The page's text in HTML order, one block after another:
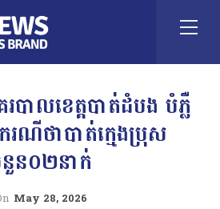
របាលខេត្តបាត់ដំបង បំភ្លឺ
ណីថាបាត់ក្មេងប្រុស
ន០២នាក់
May 28, 2026